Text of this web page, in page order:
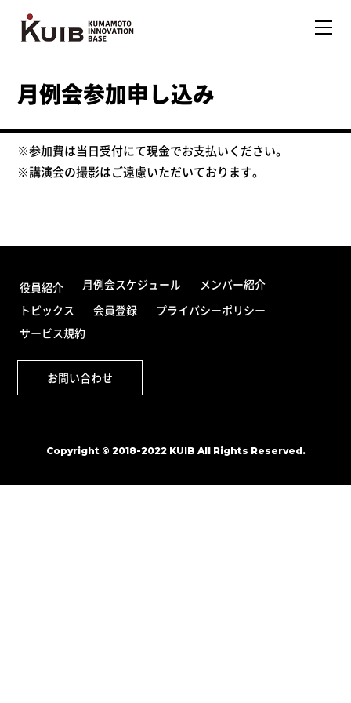
月例会参加申し込み
※参加費は当日受付にて現金でお支払いください。
※講演会の撮影はご遠慮いただいております。
役員紹介 月例会スケジュール
メンバー紹介
トピックス
会員登録
プライバシーポリシー
サービス規約
お問い合わせ
Copyright © 2018-2022 KUIB All Rights Reserved.